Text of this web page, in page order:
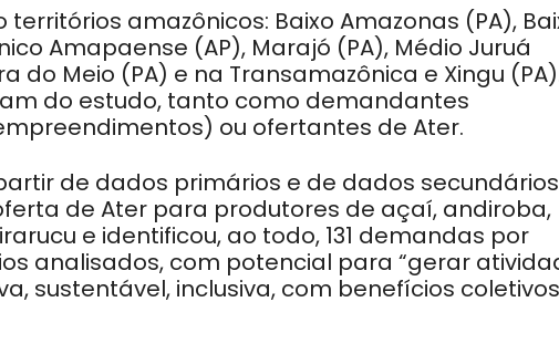
amazônicos: Baixo Amazonas (PA),
Amapaense (AP), Marajó (PA), Médio Juruá
do Meio (PA) e na Transamazônica e Xingu
do estudo, tanto como demandantes
ou ofertantes de Ater.
de dados primários e de dados secundários
de Ater para produtores de açaí, andiroba,
e identificou, ao todo, 131 demandas por
analisados, com potencial para “gerar
sustentável, inclusiva, com benefícios